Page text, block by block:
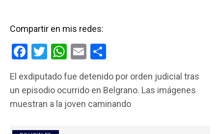
Compartir en mis redes:
F
ce
b
o
T
tt
er
W
at
s
E
ail m
p
El exdiputado fue detenido por orden judicial tras
un episodio ocurrido en Belgrano. Las imágenes
muestran a la joven caminando